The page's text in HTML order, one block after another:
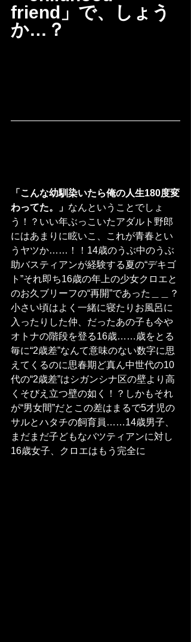
friend」で、しょう
か…？
「こんな幼馴染いたら俺の人生180度変
わってた。」 なんということでしょ
う！？いい年ぶっこいたアダルト野郎
にはあまりに眩いこ、これが青春とい
うヤツか……！！14歳のうぶ中のうぶ
助バスティアンが経験する夏の“デキゴ
ト”それ即ち16歳の年上の少女クロエと
のお久ブリーフの“再開”であった＿＿？
小さい頃はよく一緒に寝たりお風呂に
入ったりした仲、だったあの子も今や
オトナの階段を登る16歳……歳をとる
毎に“2歳差”なんて意味のない数字に思
えてくるのに思春期ど真ん中世代の10
代の“2歳差”はシガンシナ区の壁より高
くそびえ立つ壁の如く！？しかもそれ
が“男女間”だとこの差はまるで5才児の
サルとハタチの飼育員……14歳男子、
まだまだ子どもなバツティアンに対し
16歳女子、クロエはもう完全に